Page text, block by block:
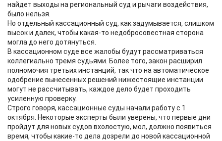
найдет выходы на региональный суд и рычаги воздействия,
было нельзя.
Но отдельный кассационный суд, как задумывается, слишком
высок и далек, чтобы какая-то недобросовестная сторона
могла до него дотянуться.
В кассационном суде все жалобы будут рассматриваться
коллегиально тремя судьями. Более того, закон расширил
полномочия третьих инстанций, так что на автоматическое
одобрение вынесенных решений нижестоящие инстанции
могут не рассчитывать, каждое дело будет проходить
усиленную проверку.
Строго говоря, кассационные суды начали работу с 1
октября. Некоторые эксперты были уверены, что первые дни
пройдут для новых судов вхолостую, мол, должно появиться
время, чтобы какие-то дела дозрели до новой кассационной